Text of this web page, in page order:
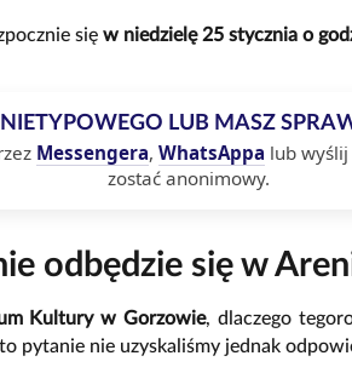
się w niedzielę 25 stycznia o
LUB MASZ
Messengera, WhatsAppa lub wyślij
zostać anonimowy.
odbędzie się w
Kultury w Gorzowie, dlaczego
pytanie nie uzyskaliśmy jednak